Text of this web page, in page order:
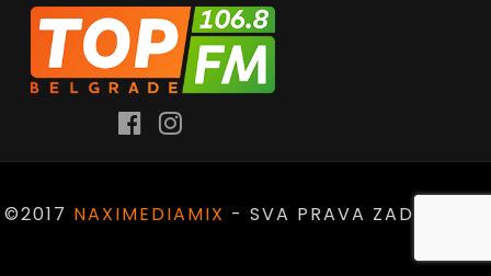
©2017 NAXIMEDIAMIX - SVA PRAVA ZADRŽANA.